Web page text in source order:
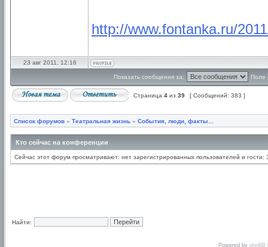
http://www.fontanka.ru/
23 авг 2011, 12:16
Показать сообщения за: Поле
Страница 4 из 39 [ Сообщений: 383 ]
Список форумов » Театральная жизнь » События, люди, факты...
Кто сейчас на конференции
Сейчас этот форум просматривают: нет зарегистрированных пользователей и гости:
Найти:
Powered by phpBB